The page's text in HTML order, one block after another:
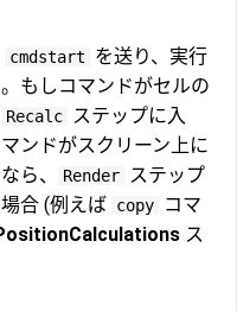
cmdstart
を送り、実行
もしコマンドがセルの
Recalc ステップに入
ンドがスクリーン上に
ら、
Render ステップ
合 (例えば copy
コマ
ス